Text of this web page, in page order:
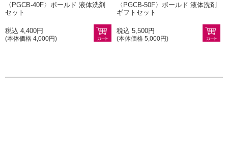
〈PGCB-40F〉ボールド 液体洗剤
セット
税込 4,400円
(本体価格 4,000円)
〈PGCB-50F〉ボールド 液体洗剤
ギフトセット
税込 5,500円
(本体価格 5,000円)